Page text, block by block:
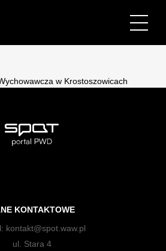
w Krostoszowicach
KONTAKTOWE
kontakt@spot.waw.pl
ul. Stara 4